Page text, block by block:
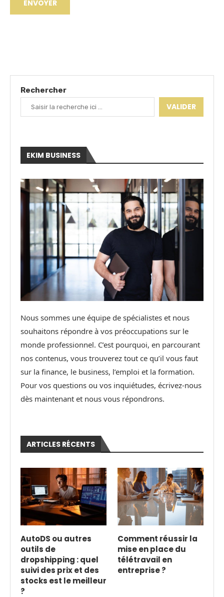
Rechercher
VALIDER
EKIM BUSINESS
Nous sommes une équipe de spécialistes et nous
souhaitons répondre à vos préoccupations sur le
monde professionnel. C’est pourquoi, en parcourant
nos contenus, vous trouverez tout ce qu’il vous faut
sur la finance, le business, l’emploi et la formation.
Pour vos questions ou vos inquiétudes, écrivez-nous
dès maintenant et nous vous répondrons.
ARTICLES RÉCENTS
AutoDS ou autres
outils de
dropshipping : quel
suivi des prix et des
stocks est le meilleur
?
Comment réussir la
mise en place du
télétravail en
entreprise ?